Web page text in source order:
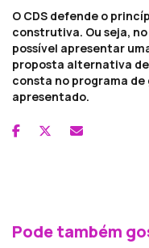
O CDS defende o
construtiva. Ou seja,
possível apresentar
proposta alternativa de
consta no programa de
apresentado.
Pode também